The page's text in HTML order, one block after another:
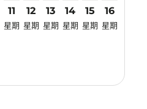
11
星期
12
星期
13
星期
14
星期
15
星期
16
星期